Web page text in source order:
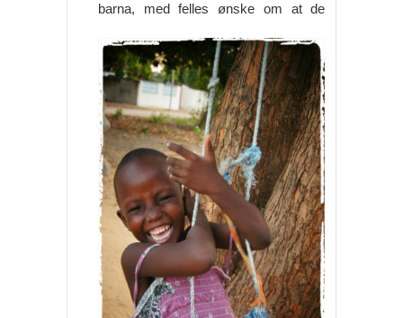
barna, med felles ønske om at de